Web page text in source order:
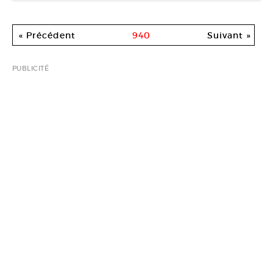
« Précédent 940 Suivant »
PUBLICITÉ